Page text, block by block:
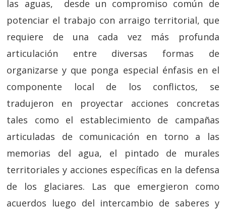
las aguas, desde un compromiso común de
potenciar el trabajo con arraigo territorial, que
requiere de una cada vez más profunda
articulación entre diversas formas de
organizarse y que ponga especial énfasis en el
componente local de los conflictos, se
tradujeron en proyectar acciones concretas
tales como el establecimiento de campañas
articuladas de comunicación en torno a las
memorias del agua, el pintado de murales
territoriales y acciones específicas en la defensa
de los glaciares. Las que emergieron como
acuerdos luego del intercambio de saberes y